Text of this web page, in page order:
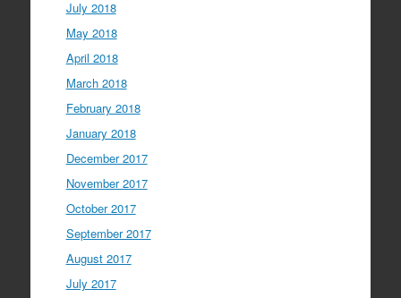
July 2018
May 2018
April 2018
March 2018
February 2018
January 2018
December 2017
November 2017
October 2017
September 2017
August 2017
July 2017